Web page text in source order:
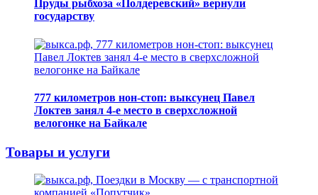
Пруды рыбхоза «Полдеревский» вернули
государству
777 километров нон-стоп: выксунец Павел
Локтев занял 4-е место в сверхсложной
велогонке на Байкале
Товары и услуги